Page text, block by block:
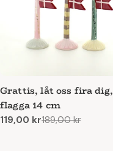
Grattis, låt oss fira dig,
flagga 14 cm
Reapris
119,00 kr
Ordinarie189,00 kr